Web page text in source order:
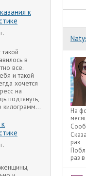
к
в
все.
и такой
хочется
на
подтянуть,
килограмм…
На
раз
раз